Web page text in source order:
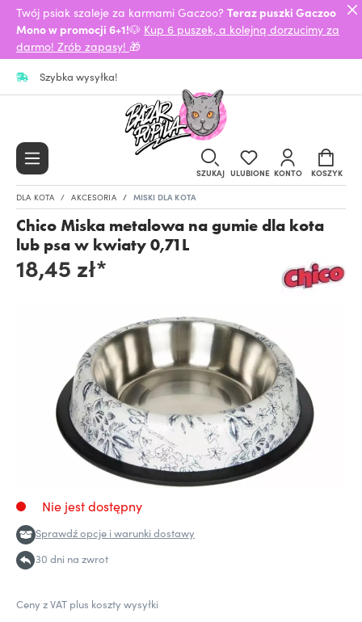
Twój psiak szaleje za karmami Gaczoo? Teraz puszki Gaczoo
Mono w promocji 6+1!🐶 Kup 6 puszek, a kolejną dorzucimy za
darmo! Zrób zapasy! 🎁
Szybka wysyłka!
SZUKAJ ULUBIONE KONTO KOSZYK
DLA KOTA AKCESORIA MISKI DLA KOTA
Chico Miska metalowa na gumie dla kota
lub psa w kwiaty 0,71L
18,45 zł*
Nie jest dostępny
Sprawdź opcje i warunki dostawy
30 dni na zwrot
Ceny z VAT plus koszty wysyłki